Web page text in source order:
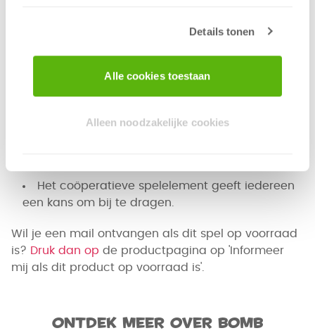
Details tonen
Alle cookies toestaan
Alleen noodzakelijke cookies
Waarom wil je dit spelen?
Veelzijdige missies houden het spel constant
Het coöperatieve spelelement geeft iedereen
een kans om bij te dragen.
Wil je een mail ontvangen als dit spel op voorraad
is? Druk dan op de productpagina op 'Informeer
mij als dit product op voorraad is'.
Ontdek meer over Bomb